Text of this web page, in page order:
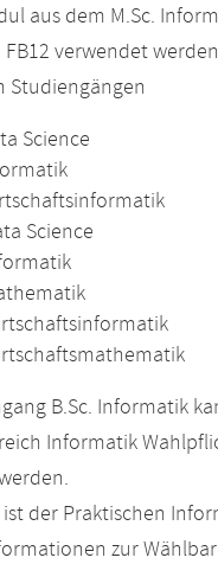
aus dem M.Sc.
FB12 verwendet
Studiengängen
Science
Science
B.Sc. Informatik
Informatik
ist der Praktischen
zur